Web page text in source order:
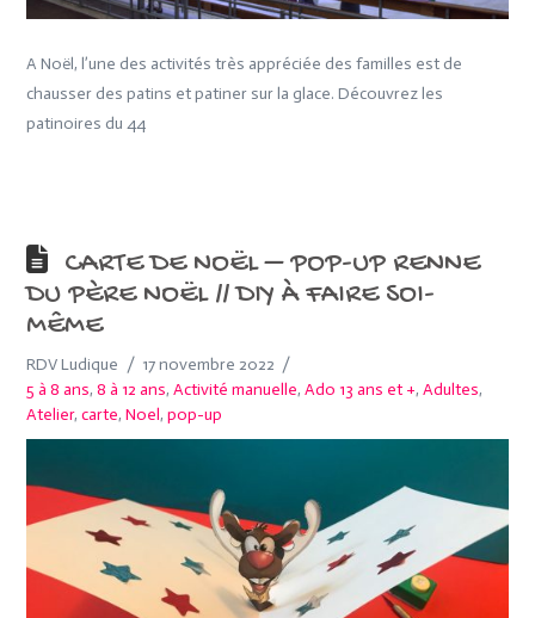
A Noël, l’une des activités très appréciée des familles est de
chausser des patins et patiner sur la glace. Découvrez les
patinoires du 44
CARTE DE NOËL – POP-UP RENNE
DU PÈRE NOËL // DIY À FAIRE SOI-
MÊME
RDV Ludique
17 novembre 2022
5 à 8 ans,8 à 12 ans,Activité manuelle,Ado 13 ans et +,Adultes,
Atelier,carte,Noel,pop-up